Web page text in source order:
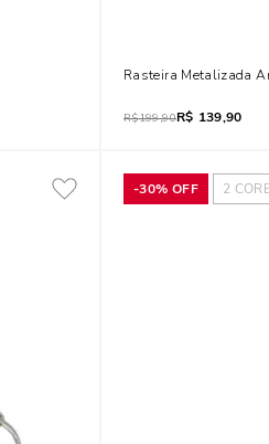
Rasteira Metalizada
R$199,90R$ 139,90
-30% OFF 2